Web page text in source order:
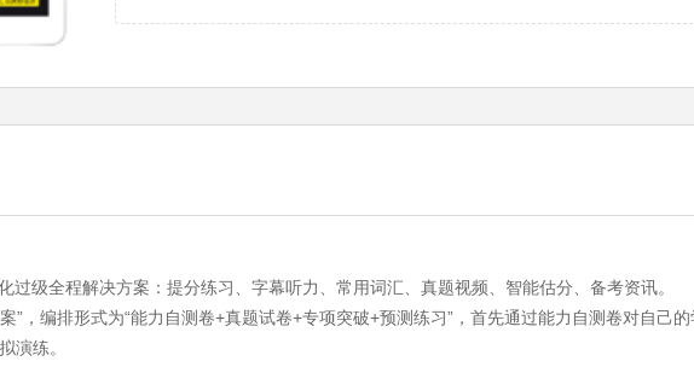
过级全程解决方案：提分练习、字幕听力、常用词汇、真题视频、智能估分、备考资讯。
”，编排形式为“能力自测卷+真题试卷+专项突破+预测练习”，首先通过能力自测卷对自己
演练。